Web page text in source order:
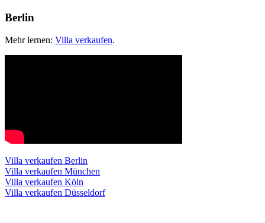
Berlin
Mehr lernen: Villa verkaufen.
Villa verkaufen Berlin
Villa verkaufen München
Villa verkaufen Köln
Villa verkaufen Düsseldorf